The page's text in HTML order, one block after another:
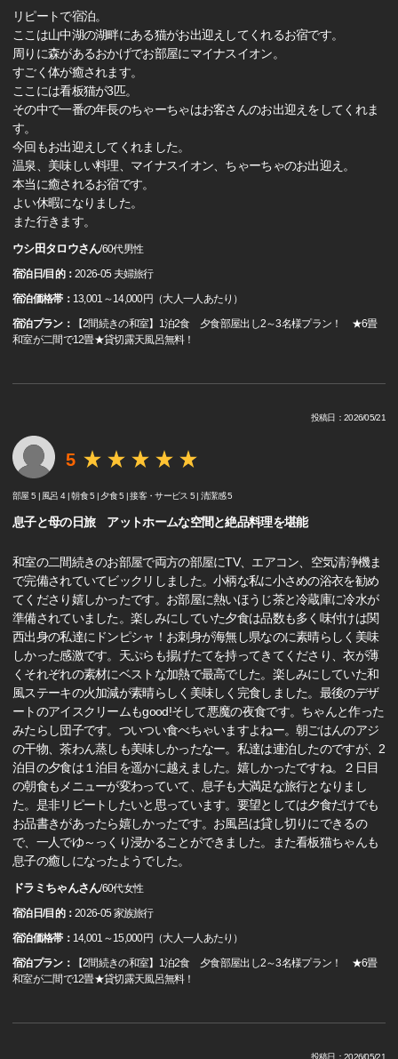
リピートで宿泊。
ここは山中湖の湖畔にある猫がお出迎えしてくれるお宿です。
周りに森があるおかげでお部屋にマイナスイオン。
すごく体が癒されます。
ここには看板猫が3匹。
その中で一番の年長のちゃーちゃはお客さんのお出迎えをしてくれま
す。
今回もお出迎えしてくれました。
温泉、美味しい料理、マイナスイオン、ちゃーちゃのお出迎え。
本当に癒されるお宿です。
よい休暇になりました。
また行きます。
ウシ田タロウさん/60代男性
宿泊日/目的：2026-05 夫婦旅行
宿泊価格帯： 13,001～14,000円（大人一人あたり）
宿泊プラン：
【2間続きの和室】1泊2食 夕食部屋出し2～3名様プラン！ ★6畳
和室が二間で12畳★貸切露天風呂無料！
投稿日：2026/05/21
5
部屋 5 | 風呂 4 |朝食 5 | 夕食 5 |接客・サービス 5 |清潔感 5
息子と母の日旅 アットホームな空間と絶品料理を堪能
和室の二間続きのお部屋で両方の部屋にTV、エアコン、空気清浄機ま
で完備されていてビックリしました。小柄な私に小さめの浴衣を勧め
てくださり嬉しかったです。お部屋に熱いほうじ茶と冷蔵庫に冷水が
準備されていました。楽しみにしていた夕食は品数も多く味付けは関
西出身の私達にドンピシャ！お刺身が海無し県なのに素晴らしく美味
しかった感激です。天ぷらも揚げたてを持ってきてくださり、衣が薄
くそれぞれの素材にベストな加熱で最高でした。楽しみにしていた和
風ステーキの火加減が素晴らしく美味しく完食しました。最後のデザ
ートのアイスクリームもgood!そして悪魔の夜食です。ちゃんと作った
みたらし団子です。ついつい食べちゃいますよねー。朝ごはんのアジ
の干物、茶わん蒸しも美味しかったなー。私達は連泊したのですが、2
泊目の夕食は１泊目を遥かに越えました。嬉しかったですね。２日目
の朝食もメニューが変わっていて、息子も大満足な旅行となりまし
た。是非リピートしたいと思っています。要望としては夕食だけでも
お品書きがあったら嬉しかったです。お風呂は貸し切りにできるの
で、一人でゆ～っくり浸かることができました。また看板猫ちゃんも
息子の癒しになったようでした。
ドラミちゃんさん/60代女性
宿泊日/目的：2026-05 家族旅行
宿泊価格帯： 14,001～15,000円（大人一人あたり）
宿泊プラン：
【2間続きの和室】1泊2食 夕食部屋出し2～3名様プラン！ ★6畳
和室が二間で12畳★貸切露天風呂無料！
投稿日：2026/05/21